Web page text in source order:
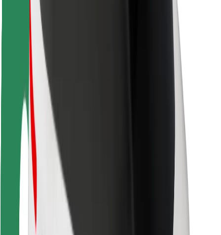
Безпека
Безпека водіїв
Безпека електросамокатів
Лабораторія безпеки
Міста
Розташування
Міські рішення
Аеропорти
Зарядні станції Bolt
Підтримка
Для пасажирів
Для водіїв